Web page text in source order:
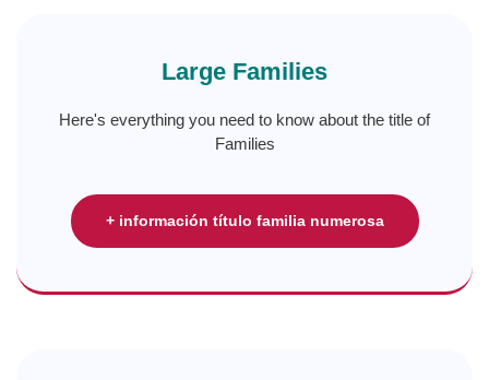
Large Families
Here's everything you need to know about the title of
Families
+ información título familia numerosa